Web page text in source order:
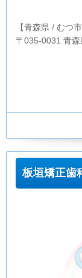
【青森県 / むつ市
〒035-0031 青
板垣矯正歯